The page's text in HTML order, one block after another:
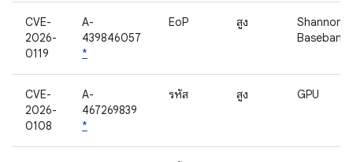
CVE-
2026-
0119
A-
439846057
*
EoP สูง
Shannon
Baseband
CVE-
2026-
0108
A-
467269839
*
รหัส สูง GPU